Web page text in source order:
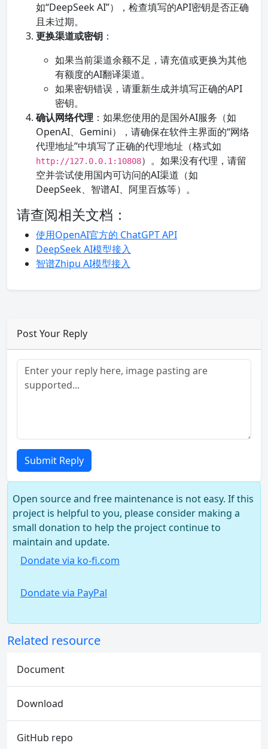
如“DeepSeek AI”），检查填写的API密钥是否正确
且未过期。
更换渠道或密钥 ：
如果当前渠道余额不足，请充值或更换为其他
有额度的AI翻译渠道。
如果密钥错误，请重新生成并填写正确的API
密钥。
确认网络代理 ：如果您使用的是国外AI服务（如
OpenAI、Gemini），请确保在软件主界面的“网络
代理地址”中填写了正确的代理地址（格式如
http://127.0.0.1:10808）。如果没有代理，请留
空并尝试使用国内可访问的AI渠道（如
DeepSeek、智谱AI、阿里百炼等）。
请查阅相关文档：
使用OpenAI官方的 ChatGPT API
DeepSeek AI模型接入
智谱Zhipu AI模型接入
Post Your Reply
Submit Reply
Open source and free maintenance is not easy. If this
project is helpful to you, please consider making a
small donation to help the project continue to
maintain and update.
Dondate via ko-fi.com
Dondate via PayPal
Related resource
Document
Download
GitHub repo